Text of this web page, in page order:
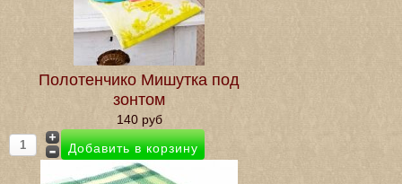
Полотенчико Мишутка под
зонтом
140 руб